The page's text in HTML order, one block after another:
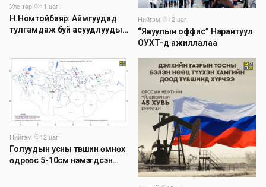
Улс төр·
11 цаг
Н.Номтойбаяр: Аймгуудад
тулгамдаж буй асуудлуудыг
танилцуулж, шийдвэрлүүлнэ
Нийгэм·
12 цаг
“Явуулын оффис” Нарантуул
ОУХТ-д ажиллалаа
Нийгэм·
12 цаг
Голуудын усны түвшин өмнөх
өдрөөс 5-10см нэмэгдсэн